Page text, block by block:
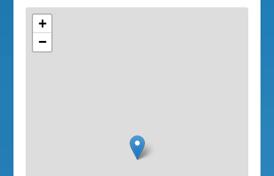
+
−